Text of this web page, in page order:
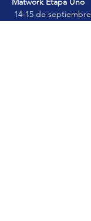
14-15 de septiembre